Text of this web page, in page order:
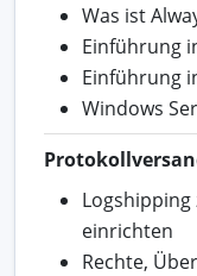
Was ist
Einführung
Einführung
Windows
Logshipping
einrichten
Rechte,